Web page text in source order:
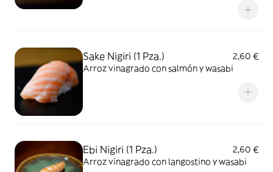
Sake Nigiri (1 Pza.)
2,60 €
Arroz vinagrado con salmón y wasabi
Ebi Nigiri (1 Pza.)
2,60 €
Arroz vinagrado con langostino y wasabi